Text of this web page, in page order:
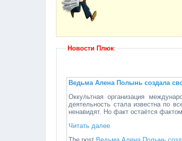
Новости Плюк:
Ведьма Алена Полынь создала
Оккультная организация
деятельность стала известна по
ненавидят. Но факт остаётся
Читать далее